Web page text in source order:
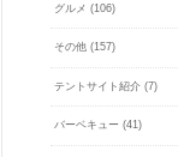
グルメ (106)
その他 (157)
テントサイト紹介 (7)
バーベキュー (41)